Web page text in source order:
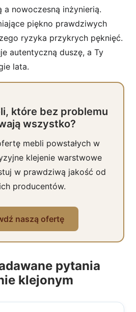
a nowoczesną inżynierią.
piękno prawdziwych
ryzyka przykrych pęknięć.
autentyczną duszę, a Ty
lata.
które bez problemu
wszystko?
mebli powstałych w
klejenie warstwowe
w prawdziwą jakość od
producentów.
naszą ofertę
pytania
klejonym